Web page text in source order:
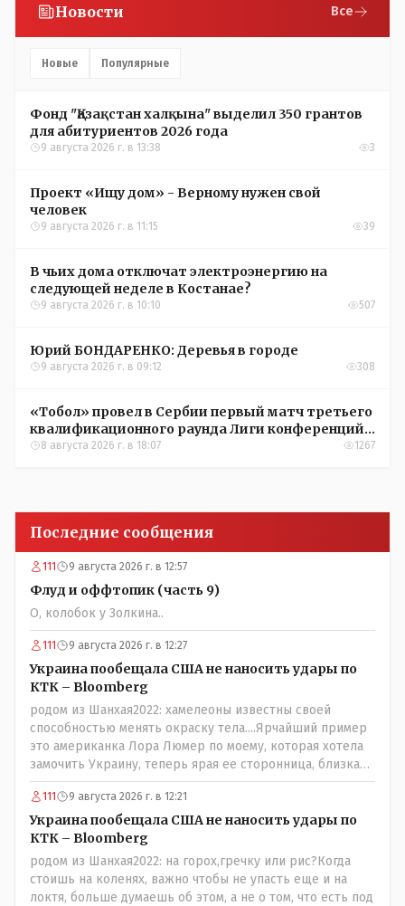
Новости Все
Новые Популярные
Фонд "Қазақстан халқына" выделил 350 грантов
для абитуриентов 2026 года
9 августа 2026 г. в 13:38 3
Проект «Ищу дом» - Верному нужен свой
человек
9 августа 2026 г. в 11:15 39
В чьих дома отключат электроэнергию на
следующей неделе в Костанае?
9 августа 2026 г. в 10:10 507
Юрий БОНДАРЕНКО: Деревья в городе
9 августа 2026 г. в 09:12 308
«Тобол» провел в Сербии первый матч третьего
квалификационного раунда Лиги конференций
УЕФА
8 августа 2026 г. в 18:07 1267
Последние сообщения
111 9 августа 2026 г. в 12:57
Флуд и оффтопик (часть 9)
О, колобок у Золкина..
111 9 августа 2026 г. в 12:27
Украина пообещала США не наносить удары по
КТК – Bloomberg
родом из Шанхая2022: хамелеоны известны своей
способностью менять окраску тела....Ярчайший пример
это американка Лора Люмер по моему, которая хотела
замочить Украину, теперь ярая ее сторонница, близкая
к Трампу. Ну и западные страны тем более, которые
предоставляли Зеленскому убежище, чтоб он бежал и
которые развернулись потом на 180 или 360 градусов,
посмотрев на того, как он не сдался, но ты же там сам
живешь и многое знаешь о тех, на кого работаешь.. Это
просто прагматизм и ничего личного. Победим мы, они
встанут под нас и наоборот и все это понимают..
111 9 августа 2026 г. в 12:21
Украина пообещала США не наносить удары по
КТК – Bloomberg
родом из Шанхая2022: на горох,гречку или рис?Когда
стоишь на коленях, важно чтобы не упасть еще и на
локтя, больше думаешь об этом, а не о том, что есть под